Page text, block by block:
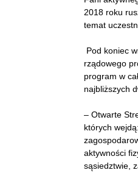
2018 roku
temat
Pod koniec
rządowego
program w
najbliższych
– Otwarte
których
aktywności
sąsiedztwie,